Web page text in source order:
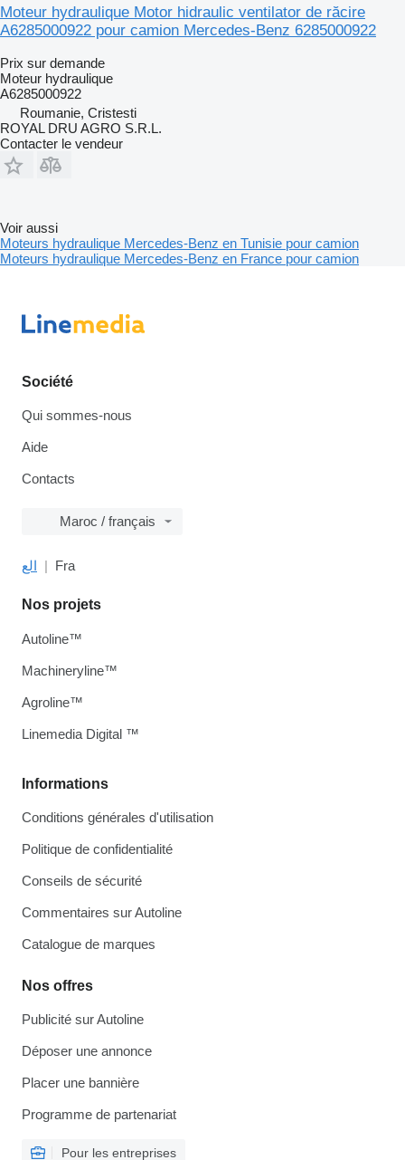
Moteur hydraulique Motor hidraulic ventilator de răcire
A6285000922 pour camion Mercedes-Benz 6285000922
Prix sur demande
Moteur hydraulique
A6285000922
Roumanie, Cristesti
ROYAL DRU AGRO S.R.L.
Contacter le vendeur
Voir aussi
Moteurs hydraulique Mercedes-Benz en Tunisie pour camion
Moteurs hydraulique Mercedes-Benz en France pour camion
Société
Qui sommes-nous
Aide
Contacts
Maroc / français
الع Fra
Informations
Conditions générales d'utilisation
Politique de confidentialité
Conseils de sécurité
Commentaires sur Autoline
Catalogue de marques
Nos offres
Publicité sur Autoline
Déposer une annonce
Placer une bannière
Programme de partenariat
Pour les entreprises
Nos projets
Autoline™
Machineryline™
Agroline™
Linemedia Digital ™